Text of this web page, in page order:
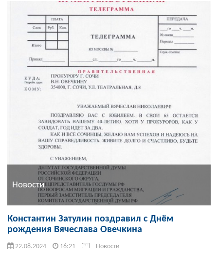
Новости
Константин Затулин поздравил с Днём
рождения Вячеслава Овечкина
22.08.2024 16:21 Новости